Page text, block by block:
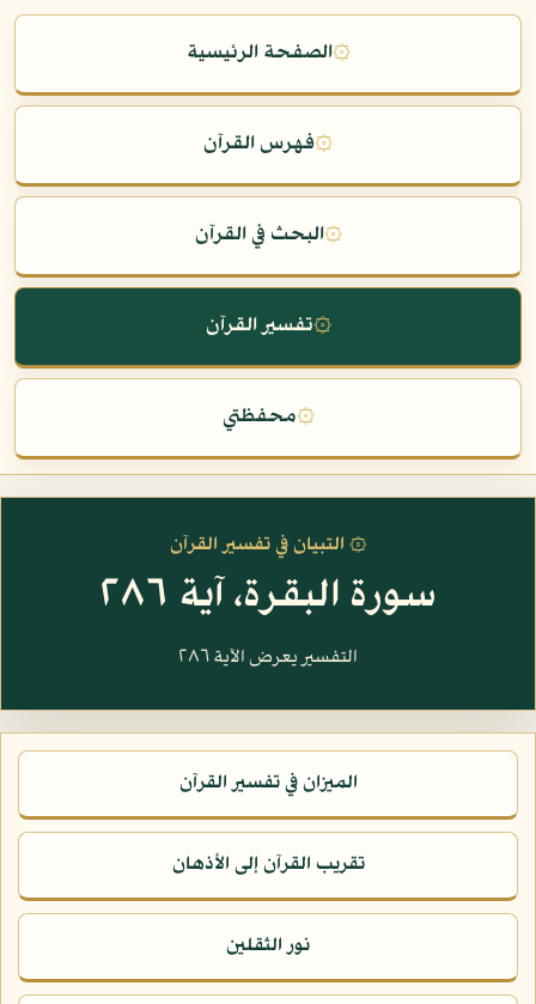
۞الصفحة الرئيسية
۞فهرس القرآن
۞البحث في القرآن
۞تفسير القرآن
۞محفظتي
۞ التبيان في تفسير القرآن
سورة البقرة، آية ٢٨٦
التفسير يعرض الآية ٢٨٦
الميزان في تفسير القرآن
تقريب القرآن إلى الأذهان
نور الثقلين